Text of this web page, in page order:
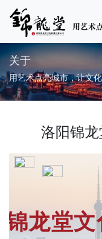
关于
用艺术点亮城市，让文
洛阳锦
锦龙堂